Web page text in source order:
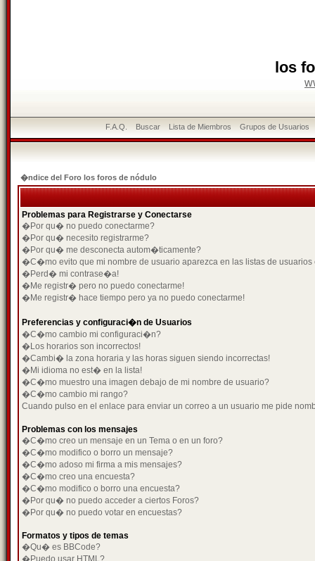
los
F.A.Q. Buscar Lista de Miembros Grupos de Usuarios
�ndice del Foro los foros de nódulo
Problemas para Registrarse y Conectarse
�Por qu� no puedo conectarme?
�Por qu� necesito registrarme?
�Por qu� me desconecta autom�ticamente?
�C�mo evito que mi nombre de usuario aparezca en las listas de usuarios
�Perd� mi contrase�a!
�Me registr� pero no puedo conectarme!
�Me registr� hace tiempo pero ya no puedo conectarme!
Preferencias y configuraci�n de Usuarios
�C�mo cambio mi configuraci�n?
�Los horarios son incorrectos!
�Cambi� la zona horaria y las horas siguen siendo incorrectas!
�Mi idioma no est� en la lista!
�C�mo muestro una imagen debajo de mi nombre de usuario?
�C�mo cambio mi rango?
Cuando pulso en el enlace para enviar un correo a un usuario me pide
Problemas con los mensajes
�C�mo creo un mensaje en un Tema o en un foro?
�C�mo modifico o borro un mensaje?
�C�mo adoso mi firma a mis mensajes?
�C�mo creo una encuesta?
�C�mo modifico o borro una encuesta?
�Por qu� no puedo acceder a ciertos Foros?
�Por qu� no puedo votar en encuestas?
Formatos y tipos de temas
�Qu� es BBCode?
�Puedo usar HTML?